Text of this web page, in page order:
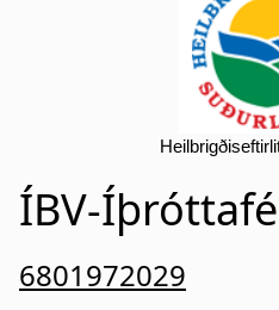
ÍBV-
6801972029